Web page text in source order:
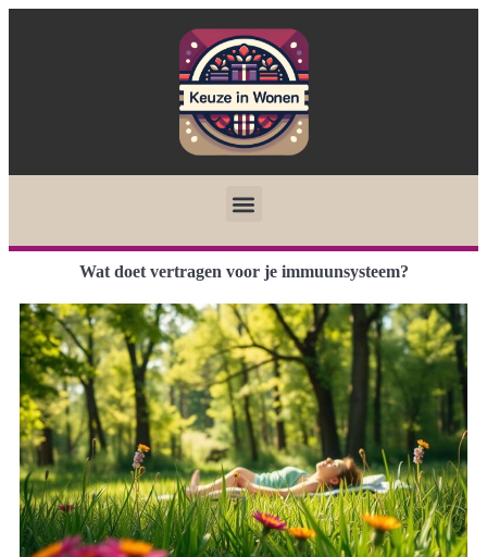
Wat doet vertragen voor je immuunsysteem?